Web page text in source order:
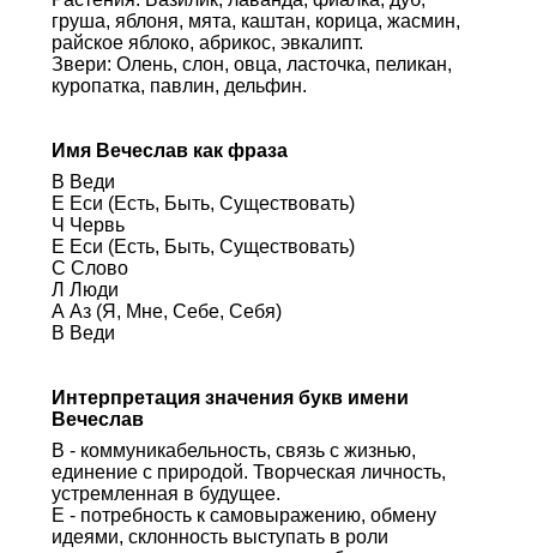
груша, яблоня, мята, каштан, корица, жасмин,
райское яблоко, абрикос, эвкалипт.
Звери: Олень, слон, овца, ласточка, пеликан,
куропатка, павлин, дельфин.
Имя Вечеслав как фраза
В Веди
Е Еси (Есть, Быть, Существовать)
Ч Червь
Е Еси (Есть, Быть, Существовать)
С Слово
Л Люди
А Аз (Я, Мне, Себе, Себя)
В Веди
Интерпретация значения букв имени
Вечеслав
В - коммуникабельность, связь с жизнью,
единение с природой. Творческая личность,
устремленная в будущее.
Е - потребность к самовыражению, обмену
идеями, склонность выступать в роли